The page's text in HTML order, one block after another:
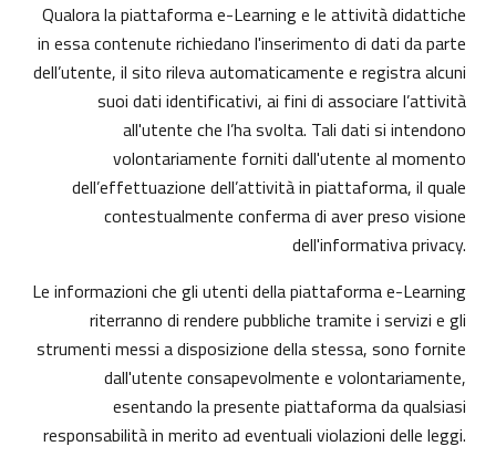
Qualora la piattaforma e-Learning e le attività didattiche
in essa contenute richiedano l'inserimento di dati da parte
dell’utente, il sito rileva automaticamente e registra alcuni
suoi dati identificativi, ai fini di associare l’attività
all'utente che l’ha svolta. Tali dati si intendono
volontariamente forniti dall'utente al momento
dell’effettuazione dell’attività in piattaforma, il quale
contestualmente conferma di aver preso visione
dell'informativa privacy.
Le informazioni che gli utenti della piattaforma e-Learning
riterranno di rendere pubbliche tramite i servizi e gli
strumenti messi a disposizione della stessa, sono fornite
dall'utente consapevolmente e volontariamente,
esentando la presente piattaforma da qualsiasi
responsabilità in merito ad eventuali violazioni delle leggi.